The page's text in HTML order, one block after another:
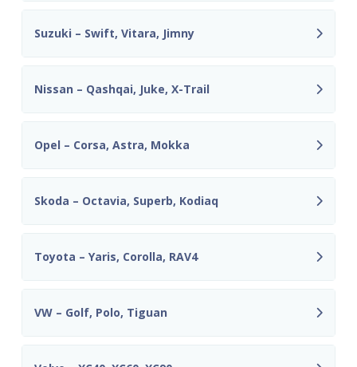
Suzuki – Swift, Vitara, Jimny
Nissan – Qashqai, Juke, X-Trail
Opel – Corsa, Astra, Mokka
Skoda – Octavia, Superb, Kodiaq
Toyota – Yaris, Corolla, RAV4
VW – Golf, Polo, Tiguan